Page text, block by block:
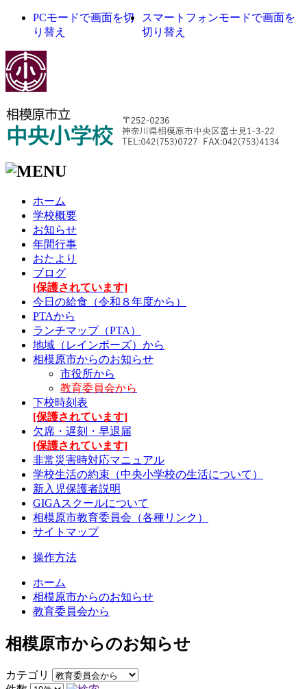
PCモードで画面を切
り替え
スマートフォンモードで画面を
切り替え
ホーム
学校概要
お知らせ
年間行事
おたより
ブログ
[保護されています]
今日の給食（令和８年度から）
PTAから
ランチマップ（PTA）
地域（レインボーズ）から
相模原市からのお知らせ
市役所から
教育委員会から
下校時刻表
[保護されています]
欠席・遅刻・早退届
[保護されています]
非常災害時対応マニュアル
学校生活の約束（中央小学校の生活について）
新入児保護者説明
GIGAスクールについて
相模原市教育委員会（各種リンク）
サイトマップ
操作方法
ホーム
相模原市からのお知らせ
教育委員会から
相模原市からのお知らせ
カテゴリ